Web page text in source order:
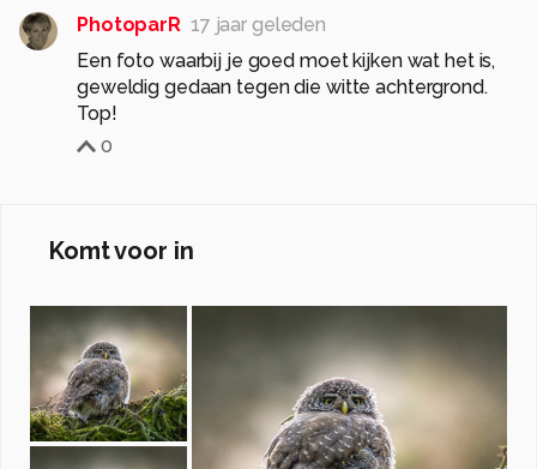
PhotoparR 17 jaar geleden
Een foto waarbij je goed moet kijken wat het is,
geweldig gedaan tegen die witte achtergrond.
Top!
0
Komt voor in